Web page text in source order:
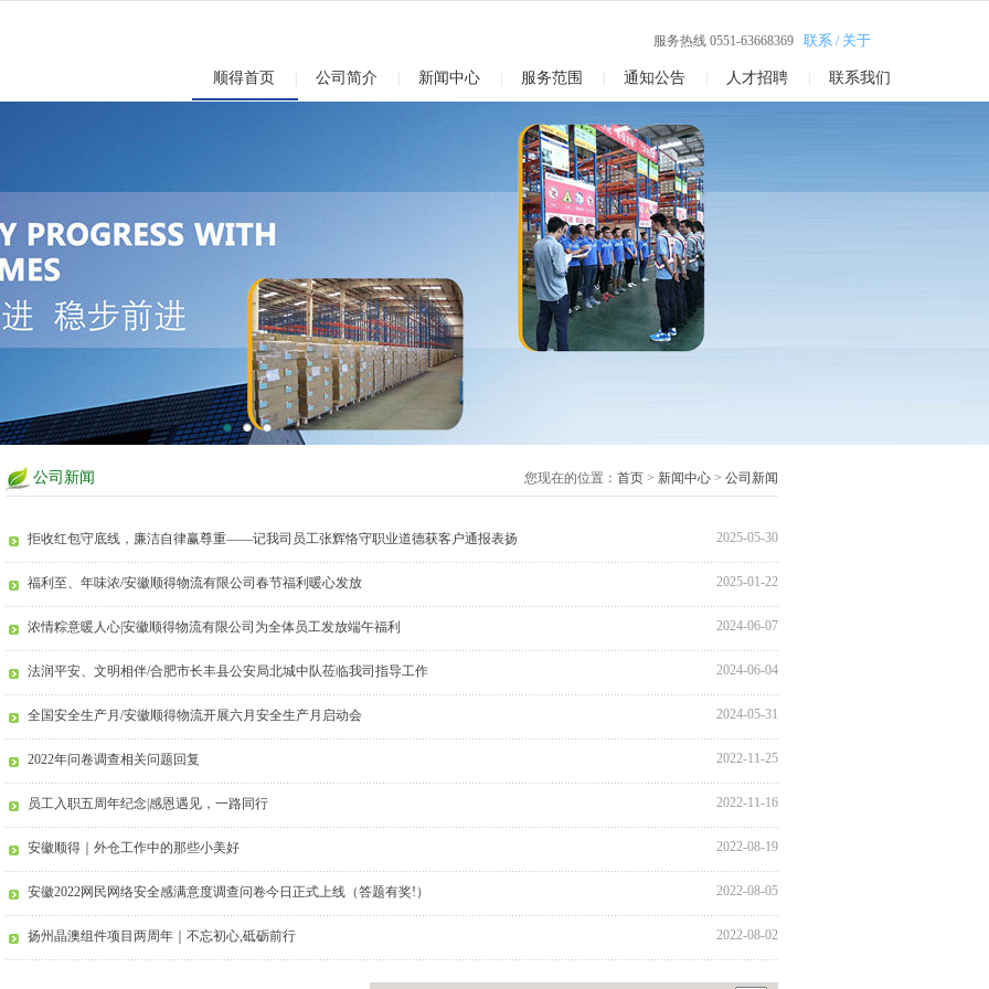
服务热线0551-63668369 联系 / 关于
联系我们
人才招聘
通知公告
服务范围
新闻中心
公司简介
顺得首页
公司新闻 您现在的位置： 首页 > 新闻中心 > 公司新闻
拒收红包守底线，廉洁自律赢尊重——记我司员工张辉恪守职业道德获客户通报表扬 2025-05-30
福利至、年味浓/安徽顺得物流有限公司春节福利暖心发放 2025-01-22
浓情粽意暖人心|安徽顺得物流有限公司为全体员工发放端午福利 2024-06-07
法润平安、文明相伴/合肥市长丰县公安局北城中队莅临我司指导工作 2024-06-04
全国安全生产月/安徽顺得物流开展六月安全生产月启动会 2024-05-31
2022年问卷调查相关问题回复 2022-11-25
员工入职五周年纪念|感恩遇见，一路同行 2022-11-16
安徽顺得｜外仓工作中的那些小美好 2022-08-19
安徽2022网民网络安全感满意度调查问卷今日正式上线（答题有奖!） 2022-08-05
扬州晶澳组件项目两周年｜不忘初心,砥砺前行 2022-08-02